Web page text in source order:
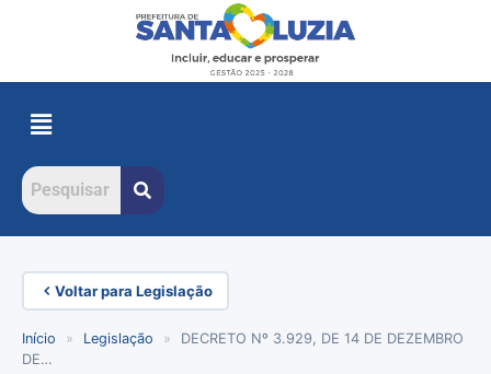
Voltar para Legislação
Início » Legislação »
DECRETO Nº 3.929, DE 14 DE DEZEMBRO
DE…